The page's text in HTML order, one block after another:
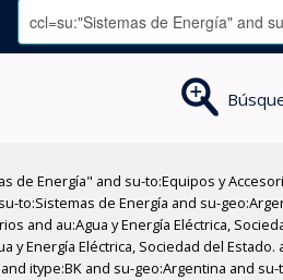
Energía" and su-to:Equipos y
to:Sistemas de Energía and su-
and au:Agua y Energía Eléctrica,
y Energía Eléctrica, Sociedad del
itype:BK and su-geo:Argentina and